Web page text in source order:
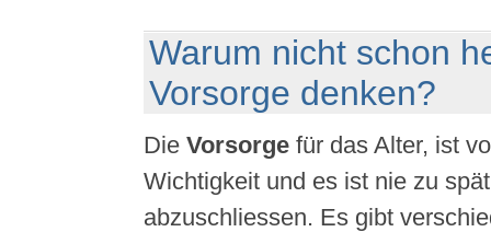
Warum nicht schon
Vorsorge denken?
Die Vorsorgefür das Alter, ist
Wichtigkeit und es ist nie zu
abzuschliessen. Es gibt